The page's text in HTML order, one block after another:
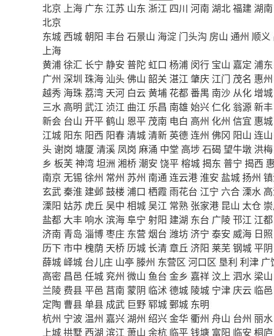
北京 上海 广东 江苏 山东 浙江 四川 河南 湖北福建湖南
北京
东城 西城朝阳 丰台 石景山 海淀 门头沟 房山 通州 顺义
上海
黄浦徐汇 长宁 静安 普陀 虹口 杨浦 闵行 宝山 嘉定 浦东
广州 深圳 珠海 汕头佛山 韶关 湛江 肇庆 江门 茂名 惠州
越秀 海珠 荔湾 天河 白云黄埔 花都番禺 南沙 从化增城
三水 高明 武江 浈江 曲江 乐昌 南雄 始兴仁化 翁源新丰
新会 台山 开平鹤山 恩平 茂南 电白 高州 化州 信宜 惠城
江城 阳东 阳西 阳春清城清新 英德连州 佛冈 阳山 连山
头谢岗 塘厦 清溪 凤岗 麻涌 中堂 高埗石碣 望牛墩 洪梅
乡 板芙 神湾坦洲 湘桥潮安 饶平榕城揭东 普宁 揭西
南京 无锡 徐州 常州 苏州 南通连云港淮安 盐城扬州
玄武秦淮 建邺鼓楼 浦口 栖霞 雨花台 江宁 六合 溧水
溧阳 姑苏 虎丘 吴中 相城吴江 常熟 张家港 昆山 太仓
盐都 大丰 响水滨海阜宁 射阳 建湖 东台 广陵邗江 江都
济南 青岛 淄博枣庄 东营 烟台 潍坊济宁 泰安 威海 日照
历下市中 槐荫 天桥 历城 长清章丘 济阳 莱芜钢城平阴
薛城 峄城 台儿庄 山亭 滕州 东营区 河口区 垦利 利津 广
高密 昌邑 任城 兖州 微山 鱼台 金乡 嘉祥 汶上 泗水 梁山
兰陵 费县平邑 莒南 蒙阴 临沭德城 陵城 宁津 庆云 临邑
定陶 曹县单县 成武 巨野 郓城 鄄城 东明
杭州 宁波 温州 嘉兴湖州 绍兴金华衢州 舟山 台州 丽水
上城拱墅 西湖 滨江 萧山 余杭 临平钱塘 富阳 临安 桐庐